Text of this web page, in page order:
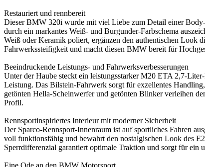
Restauriert und rennbereit
Dieser BMW 320i wurde mit viel Liebe zum Detail einer
durch ein markantes Weiß- und Burgunder-Farbschema
Weiß oder Keramik poliert, ergänzen den authentischen Look
Fahrwerkssteifigkeit und macht diesen BMW bereit für
Beeindruckende Leistungs- und Fahrwerksverbesserungen
Unter der Haube steckt ein leistungsstarker M20 ETA 2,7-
Leistung. Das Bilstein-Fahrwerk sorgt für exzellentes
getönten Hella-Scheinwerfer und getönten Blinker verleihen
Profil.
Rennsportinspiriertes Interieur mit moderner Sicherheit
Der Sparco-Rennsport-Innenraum ist auf sportliches Fahren
voll funktionsfähig und bewahrt den nostalgischen Look des
Sperrdifferenzial garantiert optimale Traktion und sorgt für ein
Eine Ode an den BMW Motorsport